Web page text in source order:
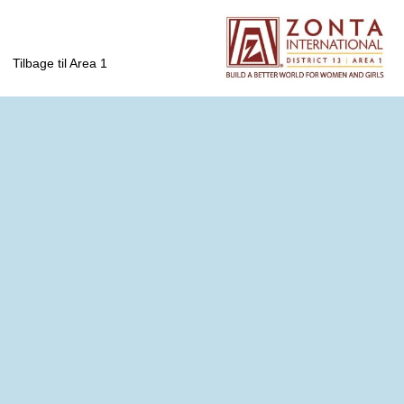
Tilbage til Area 1